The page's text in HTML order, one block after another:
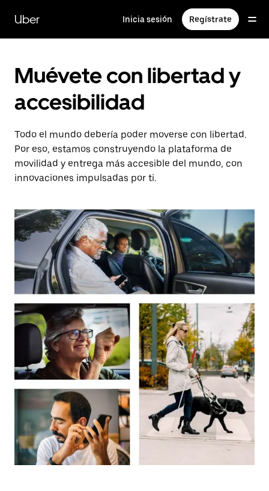
contenido
principal
Uber Inicia sesión Regístrate
Muévete con libertad y
accesibilidad
Todo el mundo debería poder moverse con libertad.
Por eso, estamos construyendo la plataforma de
movilidad y entrega más accesible del mundo, con
innovaciones impulsadas por ti.